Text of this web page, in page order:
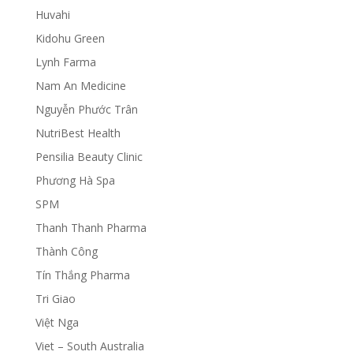
Huvahi
Kidohu Green
Lynh Farma
Nam An Medicine
Nguyễn Phước Trân
NutriBest Health
Pensilia Beauty Clinic
Phương Hà Spa
SPM
Thanh Thanh Pharma
Thành Công
Tín Thắng Pharma
Tri Giao
Việt Nga
Viet – South Australia